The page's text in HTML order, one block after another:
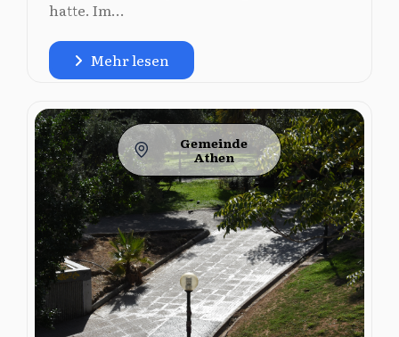
hatte. Im...
Mehr lesen
Gemeinde
Athen